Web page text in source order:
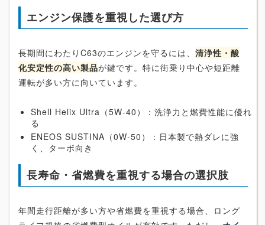
エンジン保護を重視した選び方
長期間にわたりC63のエンジンを守るには、 清浄性・酸
化安定性の高い製品が鍵です。特に街乗り中心や短距離
運転が多い方に向いています。
Shell Helix Ultra（5W-40）：洗浄力と燃費性能に優れ
る
ENEOS SUSTINA（0W-50）：日本製で熱ダレに強
く、ターボ向き
長寿命・省燃費を重視する場合の選択肢
年間走行距離が多い方や省燃費を重視する場合、ロング